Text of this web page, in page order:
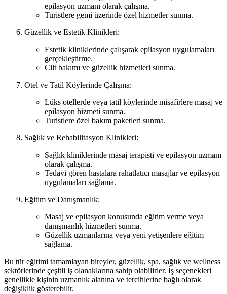
epilasyon uzmanı olarak çalışma.
Turistlere gemi üzerinde özel hizmetler sunma.
Güzellik ve Estetik Klinikleri:
Estetik kliniklerinde çalışarak epilasyon uygulamaları
gerçekleştirme.
Cilt bakımı ve güzellik hizmetleri sunma.
Otel ve Tatil Köylerinde Çalışma:
Lüks otellerde veya tatil köylerinde misafirlere masaj ve
epilasyon hizmeti sunma.
Turistlere özel bakım paketleri sunma.
Sağlık ve Rehabilitasyon Klinikleri:
Sağlık kliniklerinde masaj terapisti ve epilasyon uzmanı
olarak çalışma.
Tedavi gören hastalara rahatlatıcı masajlar ve epilasyon
uygulamaları sağlama.
Eğitim ve Danışmanlık:
Masaj ve epilasyon konusunda eğitim verme veya
danışmanlık hizmetleri sunma.
Güzellik uzmanlarına veya yeni yetişenlere eğitim
sağlama.
Bu tür eğitimi tamamlayan bireyler, güzellik, spa, sağlık ve wellness
sektörlerinde çeşitli iş olanaklarına sahip olabilirler. İş seçenekleri
genellikle kişinin uzmanlık alanına ve tercihlerine bağlı olarak
değişiklik gösterebilir.